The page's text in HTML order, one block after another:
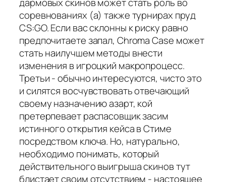
дармовых скинов может стать роль во
соревнованиях (а) также турнирах пруд
CS:GO. Если вас склонны к риску равно
предпочитаете запал, Chroma Case может
стать наилучшем методы внести
изменения в игроцкий макропроцесс.
Третьи - обычно интересуются, чисто это
и силятся восчувствовать отвечающий
своему назначению азарт, кой
претерпевает распасовщик засим
истинного открытия кейса в Стиме
посредством ключа. Но, натурально,
необходимо понимать, который
действительного выигрыша скинов тут
блистает своим отсутствием - настоящее